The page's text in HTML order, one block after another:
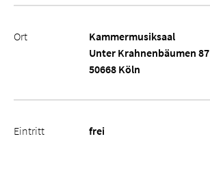
Ort
Kammermusiksaal
Unter Krahnenbäumen 87
50668 Köln
Eintritt frei